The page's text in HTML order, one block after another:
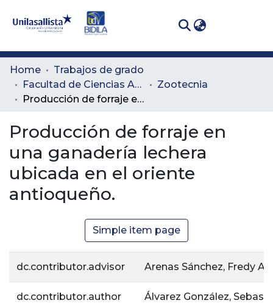
Communities
& Collections
Statistics
Home
Trabajos de grado
Facultad de Ciencias Administrativas y Agropecuarias
Zootecnia
Producción de forraje en una ganadería lechera ubicada en el oriente antioqueño.
Producción de forraje en
una ganadería lechera
ubicada en el oriente
antioqueño.
Simple item page
dc.contributor.advisor Arenas Sánchez, Fredy
dc.contributor.author Álvarez González,